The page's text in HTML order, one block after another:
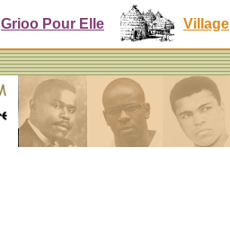
Grioo Pour Elle Village